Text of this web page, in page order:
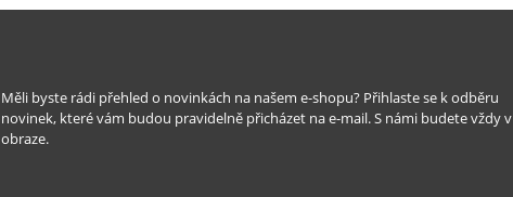
Měli byste rádi přehled o novinkách na našem e-shopu? Přihlaste se k odběru
novinek, které vám budou pravidelně přicházet na e-mail. S námi budete vždy v
obraze.